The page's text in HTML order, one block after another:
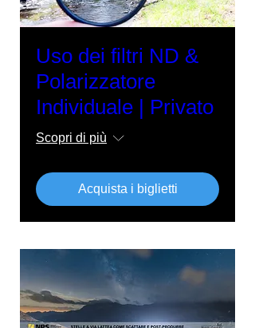
Uso dei filtri ND &
Polarizzatore
Individuale | Privato
Scopri di più
Acquista i biglietti